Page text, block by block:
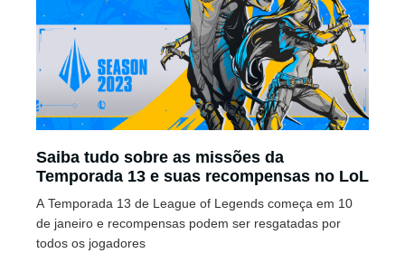
Saiba tudo sobre as missões da
Temporada 13 e suas recompensas no LoL
A Temporada 13 de League of Legends começa em 10
de janeiro e recompensas podem ser resgatadas por
todos os jogadores